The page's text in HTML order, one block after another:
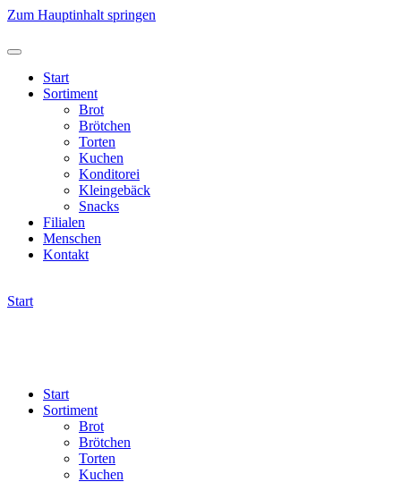
Zum Hauptinhalt springen
Start
Sortiment
Brot
Brötchen
Torten
Kuchen
Konditorei
Kleingebäck
Snacks
Filialen
Menschen
Kontakt
Start
Start
Sortiment
Brot
Brötchen
Torten
Kuchen